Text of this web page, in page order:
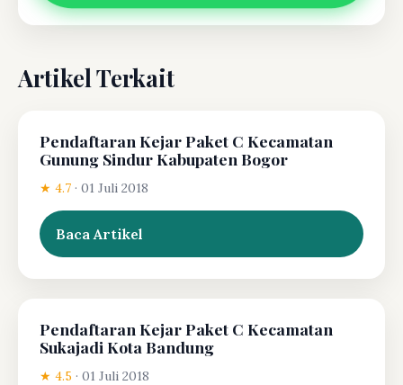
Artikel Terkait
Pendaftaran Kejar Paket C Kecamatan
Gunung Sindur Kabupaten Bogor
★ 4.7 · 01 Juli 2018
Baca Artikel
Pendaftaran Kejar Paket C Kecamatan
Sukajadi Kota Bandung
★ 4.5 · 01 Juli 2018